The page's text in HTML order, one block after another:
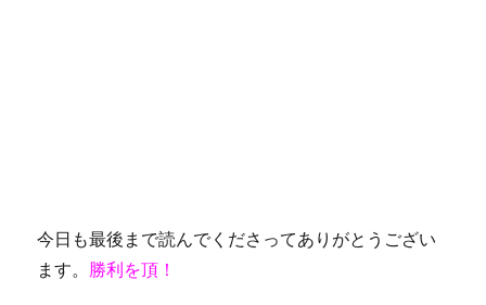
今日も最後まで読んでくださってありがとうござい
ます。 勝利を頂！